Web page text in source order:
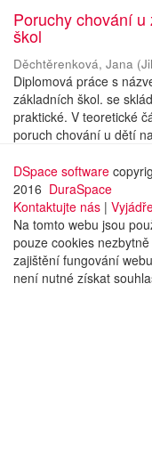
Poruchy chování
škol
Děchtěrenková, Jana (
Diplomová práce s
základních škol. se
praktické. V teoretické
poruch chování u dětí
DSpace software
2016 DuraSpace
Kontaktujte nás |
Na tomto webu jsou
pouze cookies
zajištění fungování
není nutné získat